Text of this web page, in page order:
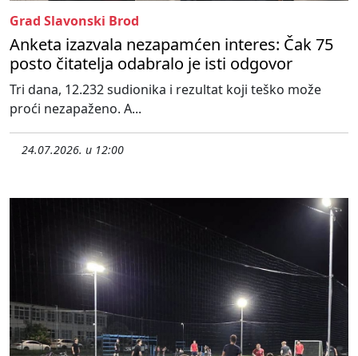
Grad Slavonski Brod
Anketa izazvala nezapamćen interes: Čak 75
posto čitatelja odabralo je isti odgovor
Tri dana, 12.232 sudionika i rezultat koji teško može
proći nezapaženo. A...
24.07.2026. u 12:00